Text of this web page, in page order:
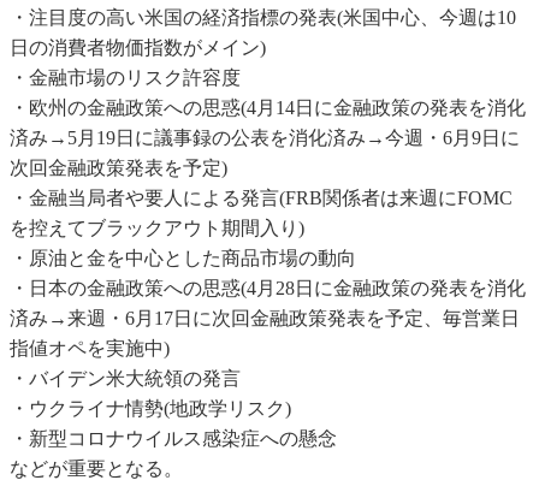
・注目度の高い米国の経済指標の発表(米国中心、今週は10
日の消費者物価指数がメイン)
・金融市場のリスク許容度
・欧州の金融政策への思惑(4月14日に金融政策の発表を消化
済み→5月19日に議事録の公表を消化済み→今週・6月9日に
次回金融政策発表を予定)
・金融当局者や要人による発言(FRB関係者は来週にFOMC
を控えてブラックアウト期間入り)
・原油と金を中心とした商品市場の動向
・日本の金融政策への思惑(4月28日に金融政策の発表を消化
済み→来週・6月17日に次回金融政策発表を予定、毎営業日
指値オペを実施中)
・バイデン米大統領の発言
・ウクライナ情勢(地政学リスク)
・新型コロナウイルス感染症への懸念
などが重要となる。